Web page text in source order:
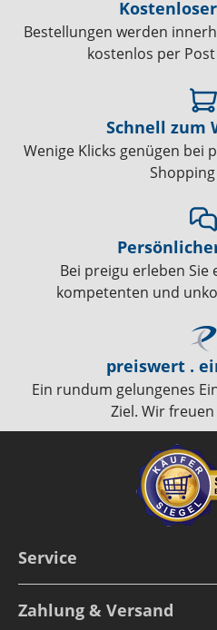
Bestellungen werden
kostenlos per
Schnell zum
Wenige Klicks genügen bei
Bei preigu erleben
kompetenten und
preiswert .
Ein rundum gelungenes
Ziel. Wir
Service
Zahlung & Versand